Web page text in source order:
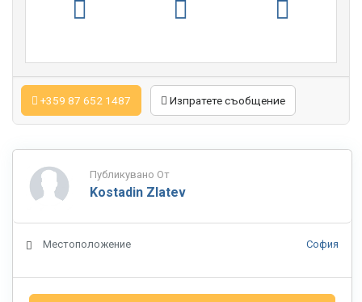
+359 87 652 1487 Изпратете съобщение
Публикувано От
Kostadin Zlatev
Местоположение София